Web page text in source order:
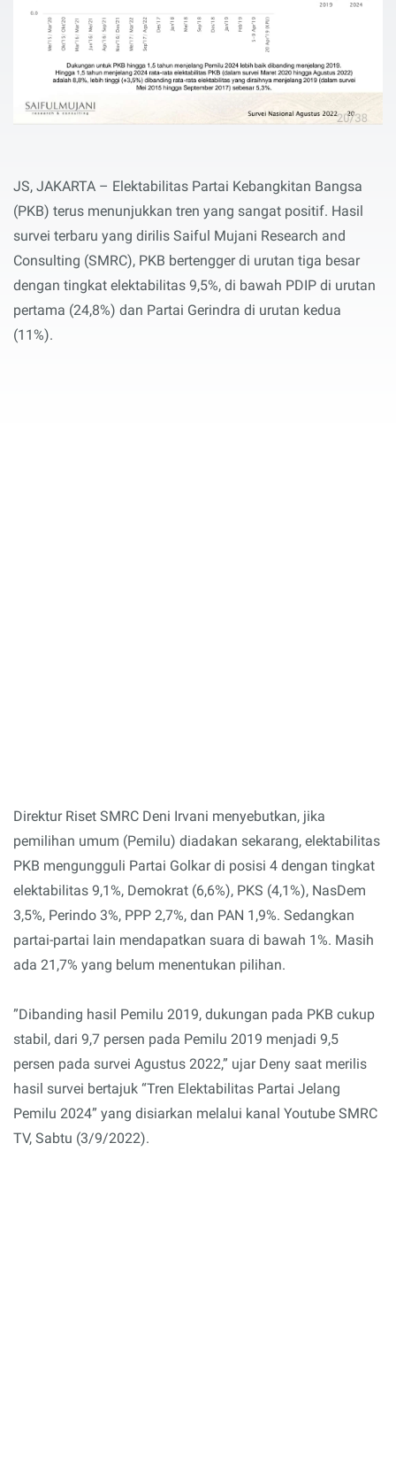
JS, JAKARTA – Elektabilitas Partai Kebangkitan Bangsa
(PKB) terus menunjukkan tren yang sangat positif. Hasil
survei terbaru yang dirilis Saiful Mujani Research and
Consulting (SMRC), PKB bertengger di urutan tiga besar
dengan tingkat elektabilitas 9,5%, di bawah PDIP di urutan
pertama (24,8%) dan Partai Gerindra di urutan kedua
(11%).
Direktur Riset SMRC Deni Irvani menyebutkan, jika
pemilihan umum (Pemilu) diadakan sekarang, elektabilitas
PKB mengungguli Partai Golkar di posisi 4 dengan tingkat
elektabilitas 9,1%, Demokrat (6,6%), PKS (4,1%), NasDem
3,5%, Perindo 3%, PPP 2,7%, dan PAN 1,9%. Sedangkan
partai-partai lain mendapatkan suara di bawah 1%. Masih
ada 21,7% yang belum menentukan pilihan.
”Dibanding hasil Pemilu 2019, dukungan pada PKB cukup
stabil, dari 9,7 persen pada Pemilu 2019 menjadi 9,5
persen pada survei Agustus 2022,” ujar Deny saat merilis
hasil survei bertajuk “Tren Elektabilitas Partai Jelang
Pemilu 2024” yang disiarkan melalui kanal Youtube SMRC
TV, Sabtu (3/9/2022).